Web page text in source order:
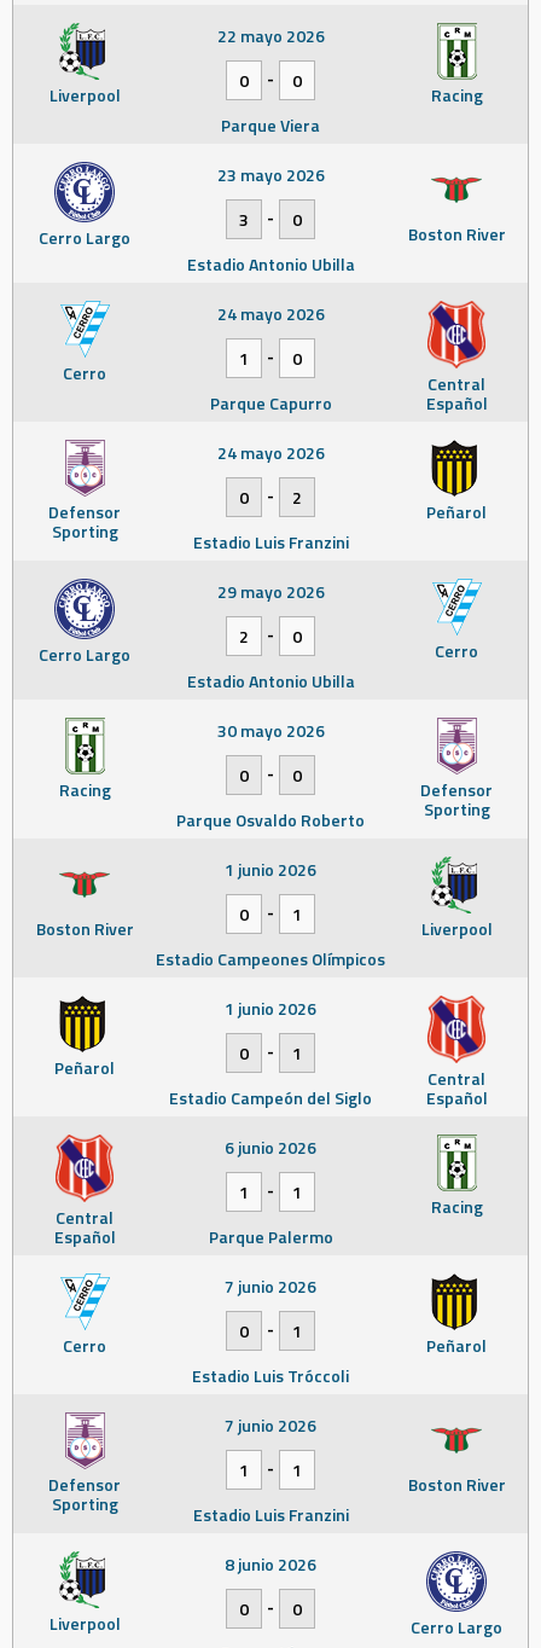
Liverpool Racing
22 mayo 2026
0
-
0
Parque Viera
Cerro Largo Boston River
23 mayo 2026
3
-
0
Estadio Antonio Ubilla
Cerro Central
Español
24 mayo 2026
1
-
0
Parque Capurro
Defensor
Sporting
Peñarol
24 mayo 2026
0
-
2
Estadio Luis Franzini
Cerro Largo Cerro
29 mayo 2026
2
-
0
Estadio Antonio Ubilla
Racing Defensor
Sporting
30 mayo 2026
0
-
0
Parque Osvaldo Roberto
Boston River Liverpool
1 junio 2026
0
-
1
Estadio Campeones Olímpicos
Peñarol Central
Español
1 junio 2026
0
-
1
Estadio Campeón del Siglo
Central
Español
Racing
6 junio 2026
1
-
1
Parque Palermo
Cerro Peñarol
7 junio 2026
0
-
1
Estadio Luis Tróccoli
Defensor
Sporting
Boston River
7 junio 2026
1
-
1
Estadio Luis Franzini
Liverpool Cerro Largo
8 junio 2026
0
-
0